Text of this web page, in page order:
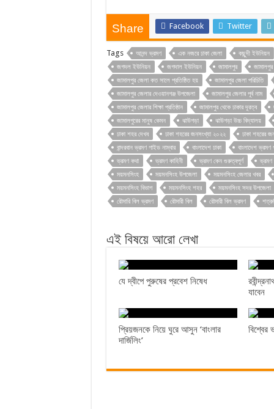
Share Facebook Twitter
Tags আনন্দ ভ্রমণ এক নজরে ঢাকা জেলা কছুন্দী ইউনিয়ন
জগদল ইউনিয়ন
জগদাল ইউনিয়ন জামালপুর
জামালপুর জেলা কত সালে প্রতিষ্ঠিত হয়
জামালপুর জেলা পরিচিতি
জামালপুর জেলার দেওয়ানগঞ্জ উপজেলা
জামালপুর জেলার পূর্ব নাম
জামালপুর জেলার শিক্ষা প্রতিষ্ঠান
জামালপুর থেকে ঢাকার দূরত্ব
জামালপুরের মানুষ কেমন
ঝাউগড়া ঝাউগড়া উচ্চ বিদ্যালয়
ঢাকা শহর দেখব
ঢাকা শহরের জনসংখ্যা ২০২২ ঢাকা শহরের
বান্দরবান ভ্রমণ গাইড নাম্বার
বাংলাদেশ ঢাকা বাংলাদেশ
ভ্রমণ কথা
ভ্রমণ কাহিনী ভ্রমণ কেন গুরুত্বপূর্ণ ভ্রমণ
ময়মনসিংহ
ময়মনসিংহ উপজেলা ময়মনসিংহ জেলার খবর
ময়মনসিংহ বিভাগ
ময়মনসিংহ শহর ময়মনসিংহ সদর উপজেলা
রৌমারি বিল ভ্রমণ
রৌমারী বিল রৌমারী বিল ভ্রমণ
এই বিষয়ে আরো লেখা
যে দ্বীপে পুরুষের প্রবেশ নিষেধ
যাবেন
প্রিয়জনকে নিয়ে ঘুরে আসুন ‘বাংলার
দার্জিলিং’
বিশ্বের